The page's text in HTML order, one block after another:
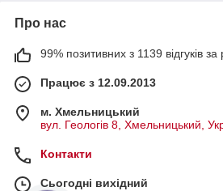
Про нас
99% позитивних з 1139 відгуків за
Працює з 12.09.2013
м. Хмельницький
вул. Геологів 8, Хмельницький,
Контакти
Сьогодні вихідний